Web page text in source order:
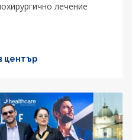
лечение
център